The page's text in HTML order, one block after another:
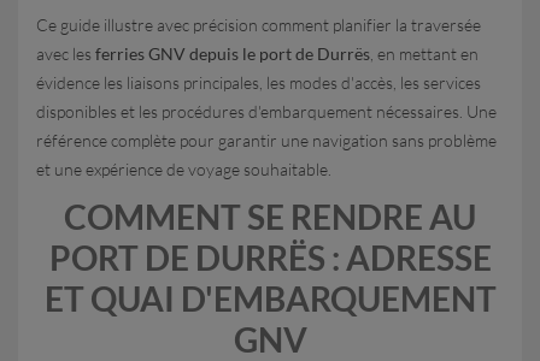
Ce guide illustre avec précision comment planifier la traversée
avec les ferries GNV depuis le port de Durrës , en mettant en
évidence les liaisons principales, les modes d'accès, les services
disponibles et les procédures d'embarquement nécessaires. Une
référence complète pour garantir une navigation sans problème
et une expérience de voyage souhaitable.
COMMENT SE RENDRE AU
PORT DE DURRËS : ADRESSE
ET QUAI D'EMBARQUEMENT
GNV